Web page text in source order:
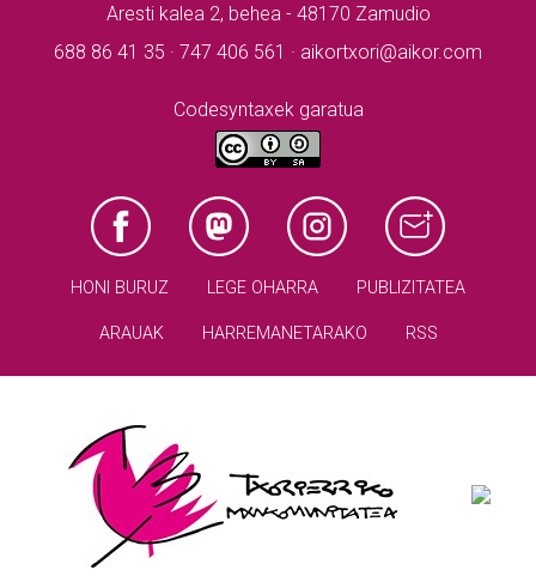
Aresti kalea 2, behea - 48170 Zamudio
688 86 41 35 · 747 406 561 · aikortxori@aikor.com
Codesyntaxek garatua
HONI BURUZ LEGE OHARRA PUBLIZITATEA
ARAUAK HARREMANETARAKO RSS